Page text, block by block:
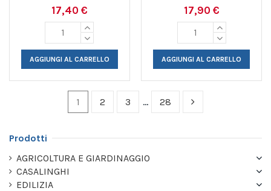
17,40 €
AGGIUNGI AL CARRELLO
17,90 €
AGGIUNGI AL CARRELLO
1 2 3 … 28
Prodotti
AGRICOLTURA E GIARDINAGGIO
CASALINGHI
EDILIZIA